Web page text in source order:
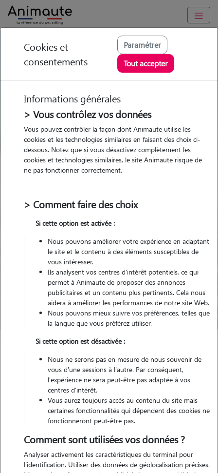
GARDE ANIMAUX à Bourbon-l'Archambault : Garde chien et
chat en famille ou à domicile, visites et promenades
Trouvez une garde animaux à
Bourbon-l'Archambault
Parmi nos pet-sitters à Bourbon-
l'Archambault
Pour quel animal ?
Trouver mon Pet Sitter
Bourbon-l'Archambault
Plus de 1 propriétaires satisfaits pour
la garde de leur animal à Bourbon-
l'Archambault
Cookies et
consentements
Paramétrer
Tout accepter
Informations générales
> Vous contrôlez vos données
Vous pouvez contrôler la façon dont Animaute utilise les
cookies et les technologies similaires en faisant des choix ci-
dessous. Notez que si vous désactivez complètement les
cookies et technologies similaires, le site Animaute risque de
ne pas fonctionner correctement.
> Comment faire des choix
Si cette option est activée :
Nous pouvons améliorer votre expérience en adaptant
le site et le contenu à des éléments susceptibles de
vous intéresser.
Ils analysent vos centres d'intérêt potentiels, ce qui
permet à Animaute de proposer des annonces
publicitaires et un contenu plus pertinents. Cela nous
aidera à améliorer les performances de notre site Web.
Nous pouvons mieux suivre vos préférences, telles que
la langue que vous préférez utiliser.
Si cette option est désactivée :
Nous ne serons pas en mesure de nous souvenir de
vous d'une sessions à l'autre. Par conséquent,
l'expérience ne sera peut-être pas adaptée à vos
centres d'intérêt.
Vous aurez toujours accès au contenu du site mais
certaines fonctionnalités qui dépendent des cookies ne
fonctionneront peut-être pas.
Comment sont utilisées vos données ?
Analyser activement les caractéristiques du terminal pour
l'identification. Utiliser des données de géolocalisation précises.